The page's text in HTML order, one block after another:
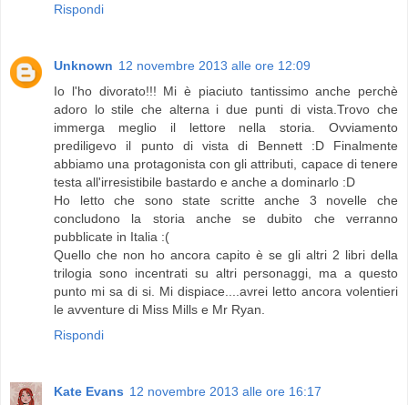
Rispondi
Unknown 12 novembre 2013 alle ore 12:09
Io l'ho divorato!!! Mi è piaciuto tantissimo anche perchè
adoro lo stile che alterna i due punti di vista.Trovo che
immerga meglio il lettore nella storia. Ovviamento
prediligevo il punto di vista di Bennett :D Finalmente
abbiamo una protagonista con gli attributi, capace di tenere
testa all'irresistibile bastardo e anche a dominarlo :D
Ho letto che sono state scritte anche 3 novelle che
concludono la storia anche se dubito che verranno
pubblicate in Italia :(
Quello che non ho ancora capito è se gli altri 2 libri della
trilogia sono incentrati su altri personaggi, ma a questo
punto mi sa di si. Mi dispiace....avrei letto ancora volentieri
le avventure di Miss Mills e Mr Ryan.
Rispondi
Kate Evans 12 novembre 2013 alle ore 16:17